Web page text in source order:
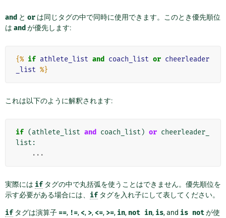
and と or は同じタグの中で同時に使用できます。このとき優先順位
は and が優先します:
{% if athlete_list and coach_list or cheerleader
_list %}
これは以下のように解釈されます:
if (athlete_list and coach_list ) or cheerleader_
list :
...
実際には if タグの中で丸括弧を使うことはできません。優先順位を
示す必要がある場合には、 if タグを入れ子にして表してください。
if タグは演算子 ==, !=, <, >, <=, >=, in, not in, is, and is notが使